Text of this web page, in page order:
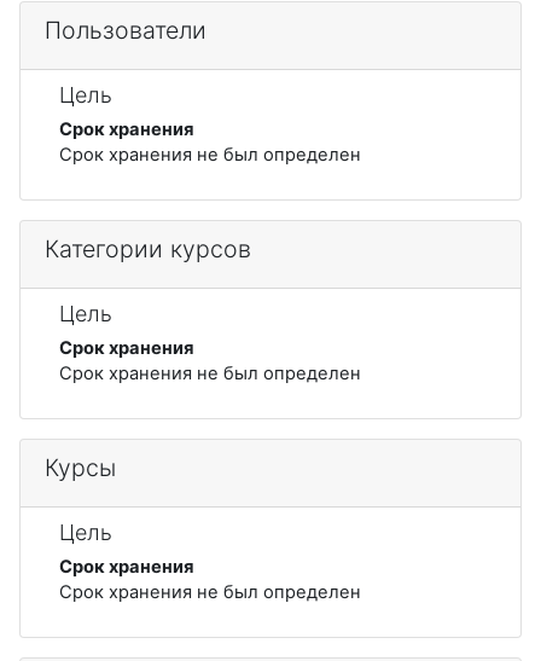
Пользователи
Цель
Срок хранения
Срок хранения не был определен
Категории курсов
Цель
Срок хранения
Срок хранения не был определен
Курсы
Цель
Срок хранения
Срок хранения не был определен